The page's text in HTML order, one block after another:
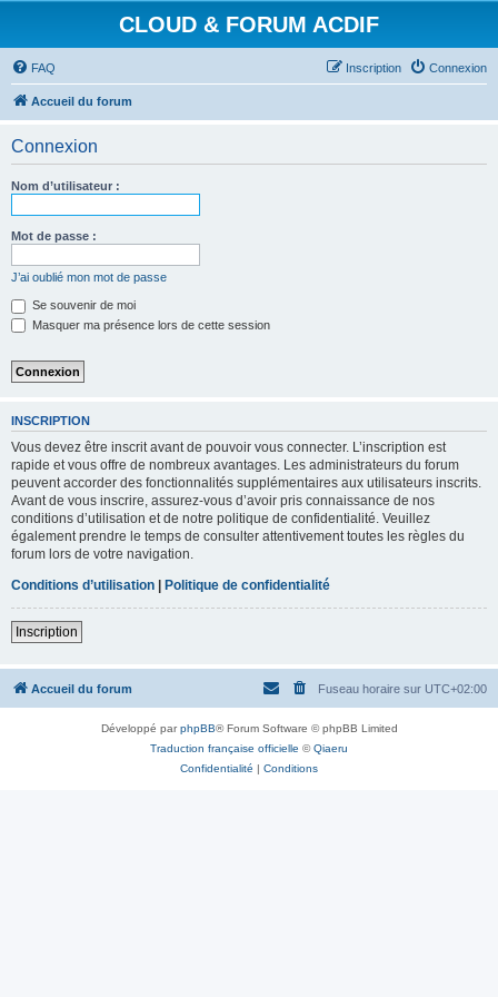
CLOUD & FORUM ACDIF
FAQ Connexion
Inscription
Accueil du forum
Connexion
Nom d’utilisateur :
Mot de passe :
J’ai oublié mon mot de passe
Se souvenir de moi
Masquer ma présence lors de cette session
INSCRIPTION
Vous devez être inscrit avant de pouvoir vous connecter. L’inscription est
rapide et vous offre de nombreux avantages. Les administrateurs du forum
peuvent accorder des fonctionnalités supplémentaires aux utilisateurs inscrits.
Avant de vous inscrire, assurez-vous d’avoir pris connaissance de nos
conditions d’utilisation et de notre politique de confidentialité. Veuillez
également prendre le temps de consulter attentivement toutes les règles du
forum lors de votre navigation.
Conditions d’utilisation | Politique de confidentialité
Inscription
Accueil du forum Fuseau horaire sur UTC+02:00
Développé parphpBB® Forum Software © phpBB Limited
Traduction française officielle ©Qiaeru
Confidentialité | Conditions